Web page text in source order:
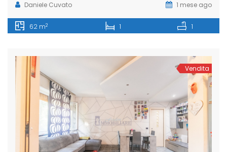
Daniele Cuvato
1 mese ago
62 m2 1 1
Vendita